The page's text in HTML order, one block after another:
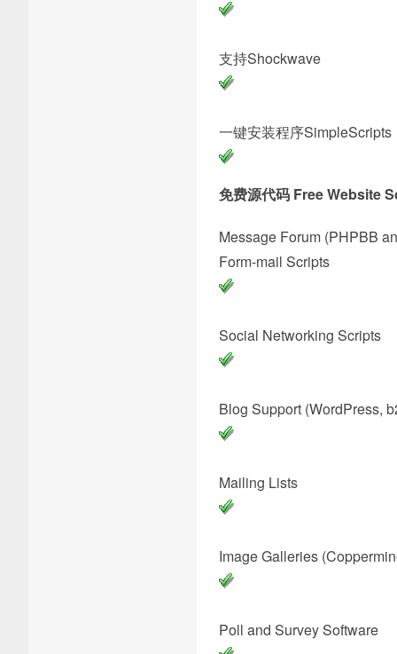
支持
一键安装程序
免费源代码 Free
Message Forum (PHPBB
Form-mail
Social
Blog Support
Mailing
Image Galleries
Poll and